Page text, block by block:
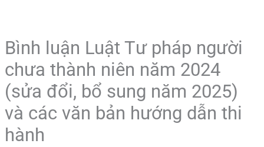
Bình luận Luật Tư pháp người
chưa thành niên năm 2024
(sửa đổi, bổ sung năm 2025)
và các văn bản hướng dẫn thi
hành